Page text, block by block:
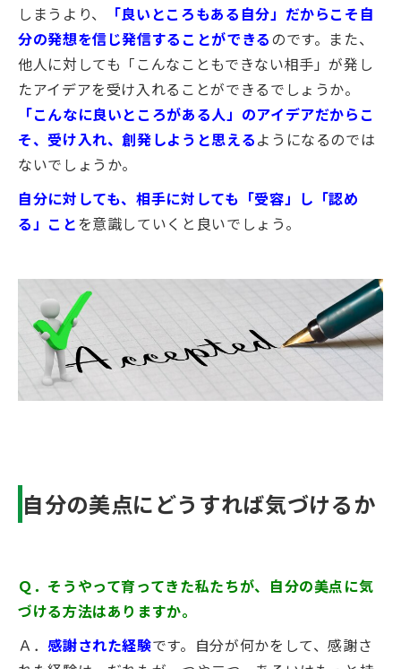
しまうより、
「良いところもある自分」だからこそ自
分の発想を信じ発信することができるのです。また、
他人に対しても「こんなこともできない相手」が発し
たアイデアを受け入れることができるでしょうか。
「こんなに良いところがある人」のアイデアだからこ
そ、受け入れ、創発しようと思えるようになるのでは
ないでしょうか。
自分に対しても、相手に対しても「受容」し「認め
る」ことを意識していくと良いでしょう。
自分の美点にどうすれば気づけるか
Ｑ．そうやって育ってきた私たちが、自分の美点に気
づける方法はありますか。
Ａ．感謝された経験です。自分が何かをして、感謝さ